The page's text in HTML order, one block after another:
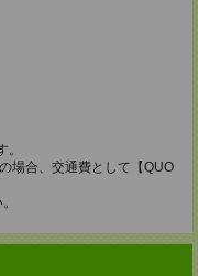
場合、交通費として【QUO